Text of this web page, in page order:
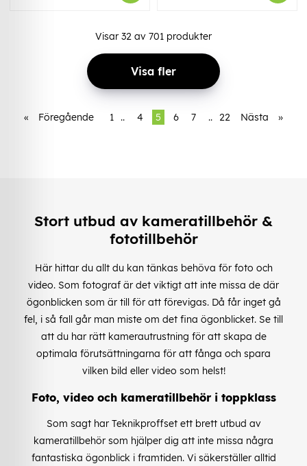
Visar 32 av 701 produkter
Visa fler
« Föregående 1 .. 4 5 6 7 .. 22 Nästa »
Stort utbud av kameratillbehör &
fototillbehör
Här hittar du allt du kan tänkas behöva för foto och
video. Som fotograf är det viktigt att inte missa de där
ögonblicken som är till för att förevigas. Då får inget gå
fel, i så fall går man miste om det fina ögonblicket. Se till
att du har rätt kamerautrustning för att skapa de
optimala förutsättningarna för att fånga och spara
vilken bild eller video som helst!
Foto, video och kameratillbehör i toppklass
Som sagt har Teknikproffset ett brett utbud av
kameratillbehör som hjälper dig att inte missa några
fantastiska ögonblick i framtiden. Vi säkerställer alltid